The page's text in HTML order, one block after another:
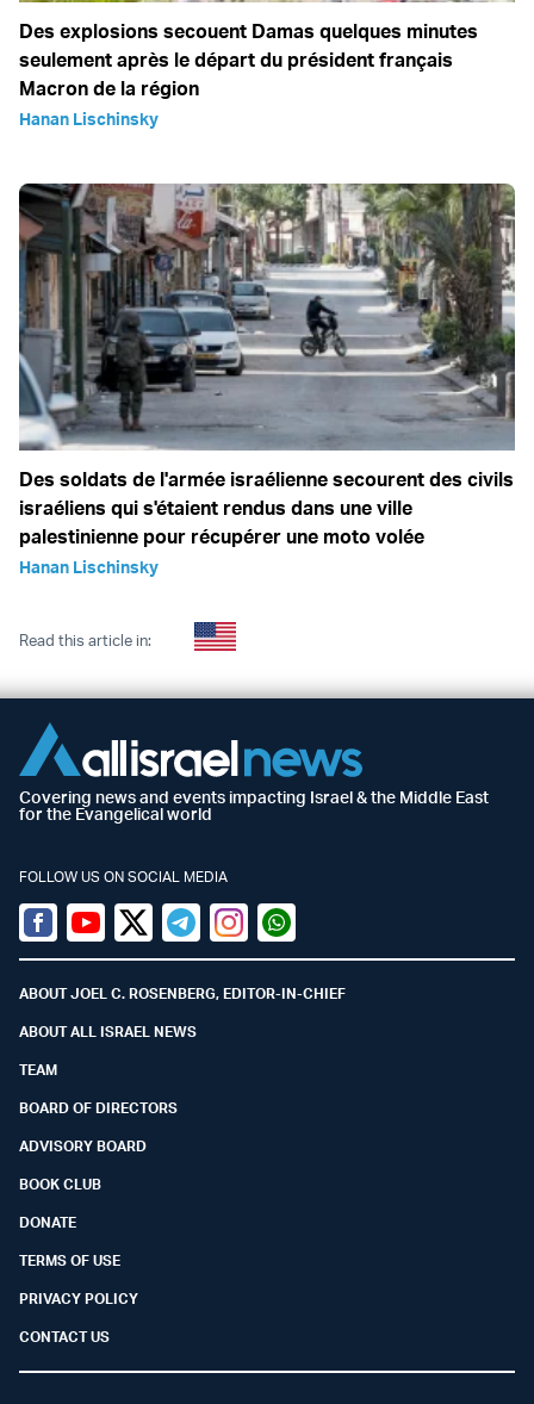
Des explosions secouent Damas quelques minutes
seulement après le départ du président français
Macron de la région
Hanan Lischinsky
Des soldats de l'armée israélienne secourent des civils
israéliens qui s'étaient rendus dans une ville
palestinienne pour récupérer une moto volée
Hanan Lischinsky
Read this article in:
Covering news and events impacting Israel & the Middle East
for the Evangelical world
FOLLOW US ON SOCIAL MEDIA
Facebook
YoutubeTwitter (X)
TelegramInstagramWhatsapp
ABOUT JOEL C. ROSENBERG, EDITOR-IN-CHIEF
ABOUT ALL ISRAEL NEWS
TEAM
BOARD OF DIRECTORS
ADVISORY BOARD
BOOK CLUB
DONATE
TERMS OF USE
PRIVACY POLICY
CONTACT US